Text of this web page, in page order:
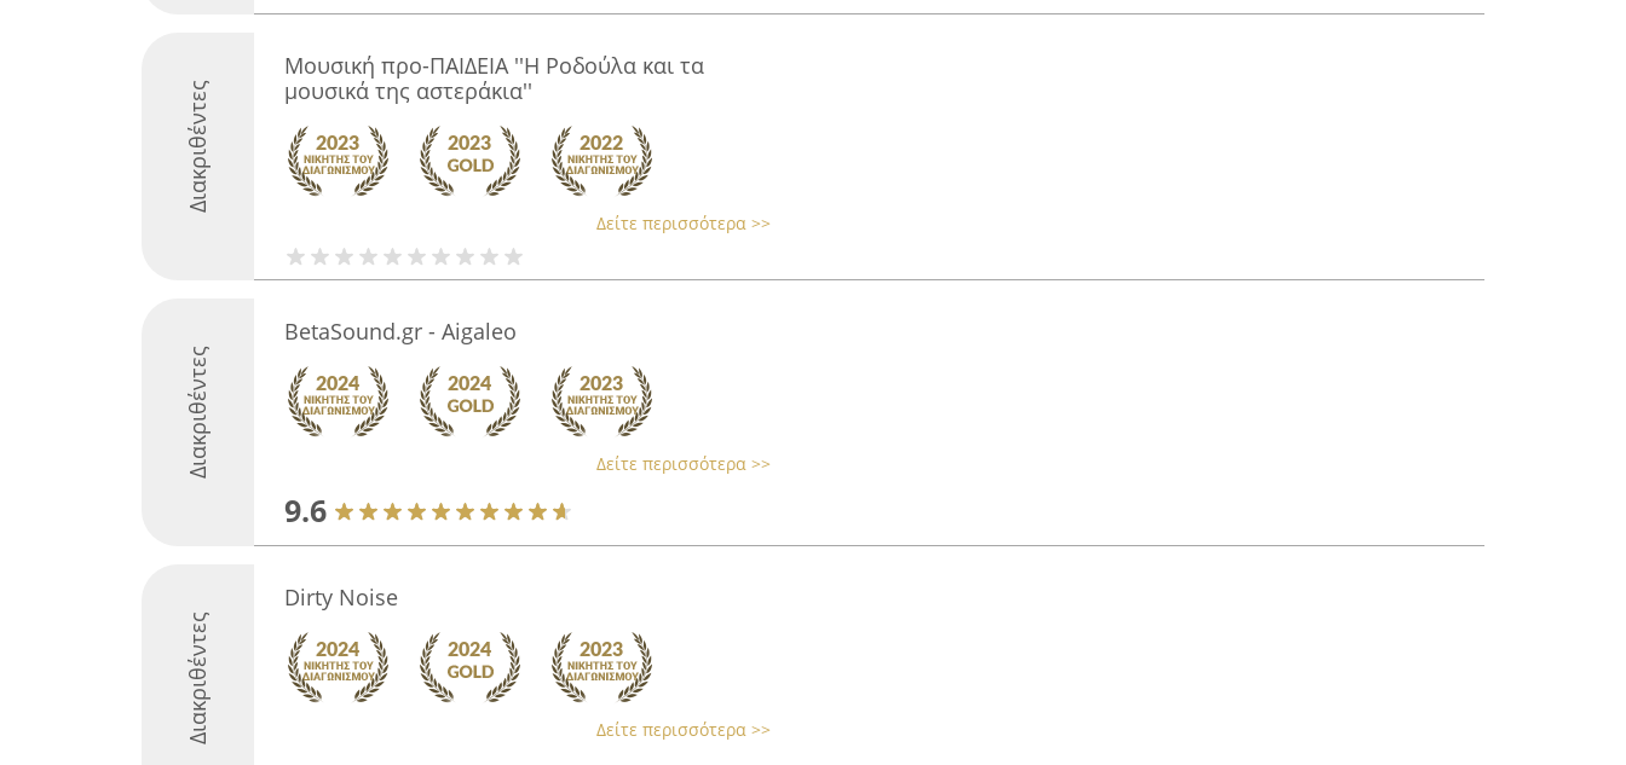
Διακριθέντες
Μουσική προ-ΠΑΙΔΕΙΑ ''Η Ροδούλα και τα
μουσικά της αστεράκια''
Δείτε περισσότερα >>
Διακριθέντες
BetaSound.gr - Aigaleo
Δείτε περισσότερα >>
9.6
Διακριθέντες
Dirty Noise
Δείτε περισσότερα >>